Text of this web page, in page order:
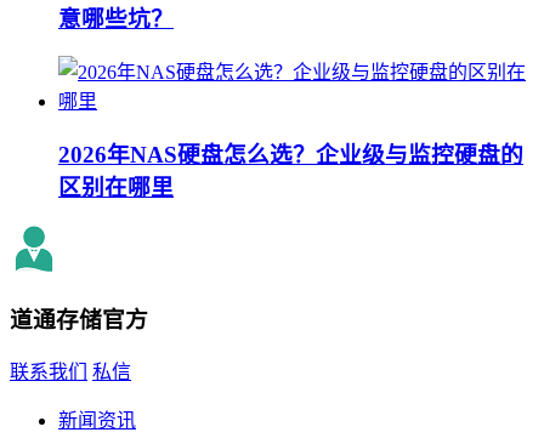
意哪些坑？
2026年NAS硬盘怎么选？企业级与监控硬盘的
区别在哪里
道通存储官方
联系我们 私信
新闻资讯